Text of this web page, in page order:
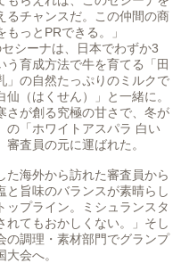
るチャンスだ。この仲間の商
っとPRできる。」
シーナは、日本でわずか3
う育成方法で牛を育てる「田
」の自然たっぷりのミルクで
仙（はくせん）」と一緒に。
さが創る究極の甘さで、冬が
の「ホワイトアスパラ 白い
査員の元に運ばれた。
た海外から訪れた審査員から
と旨味のバランスが素晴らし
ップライン。ミシュランスタ
れてもおかしくない。」そし
の調理・素材部門でグランプ
大会へ。